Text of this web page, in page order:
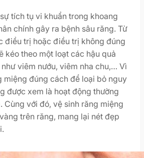
tích tụ vi khuẩn trong khoang
chính gây ra bệnh sâu răng. Từ
điều trị hoặc điều trị không đúng
kéo theo một loạt các hậu quả
viêm nướu, viêm nha chu,… Vì
miệng đúng cách để loại bỏ nguy
được xem là hoạt động thường
Cùng với đó, vệ sinh răng miệng
trên răng, mang lại nét đẹp